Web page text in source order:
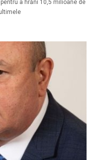
a hrăni 10,5 milioane de